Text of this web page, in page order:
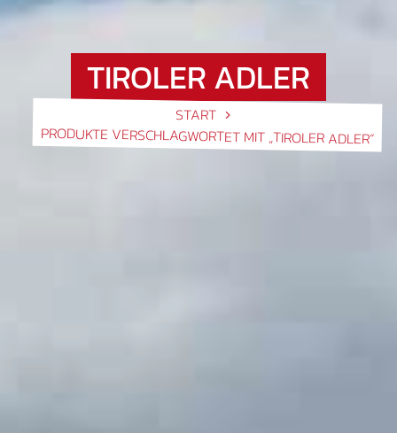
TIROLER ADLER
START
PRODUKTE VERSCHLAGWORTET MIT „TIROLER ADLER“